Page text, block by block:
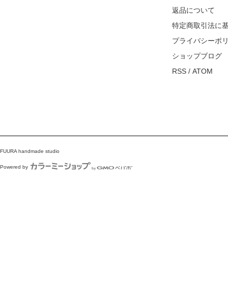
返品について
特定商取引法に
プライバシーポ
ショップブログ
RSS / ATOM
FUURA handmade studio
Powered by